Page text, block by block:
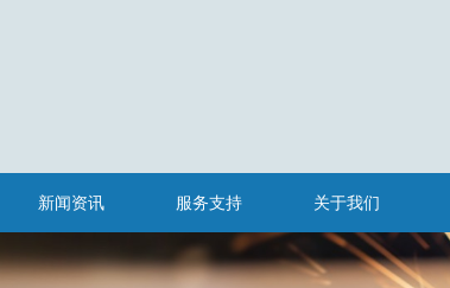
新闻资讯 服务支持 关于我们